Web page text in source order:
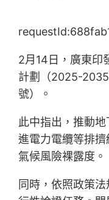
2月14日，廣東印
計劃（2025-
號）。
此中指出，推動
進電力電纜等排
氣候風險裸露度。
同時，依照政策